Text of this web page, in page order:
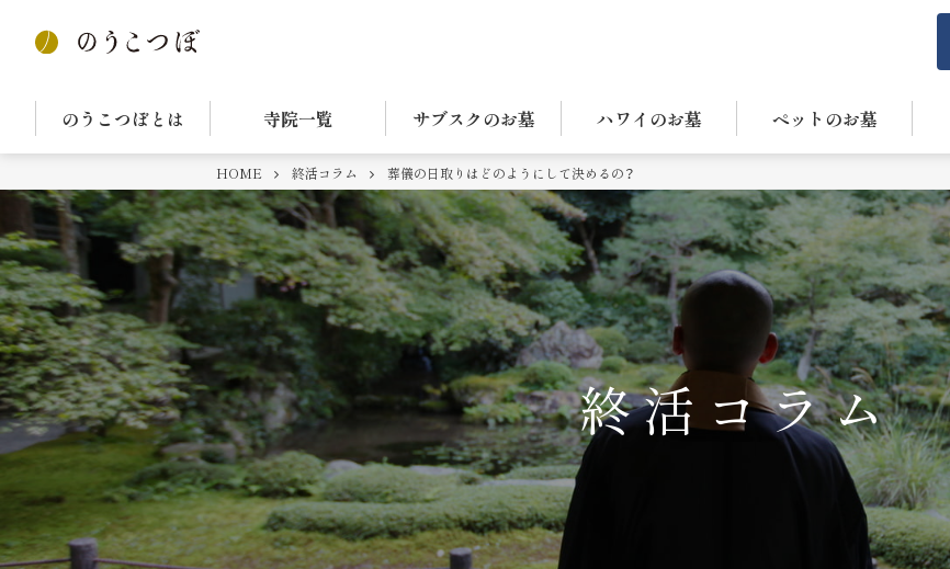
のうこつぼとは 寺院一覧 サブスクのお墓 ハワイのお墓 ペットのお墓
HOME 終活コラム 葬儀の日取りはどのようにして決めるの？
終活コラム